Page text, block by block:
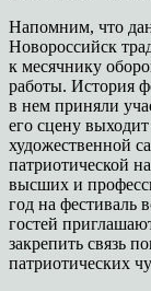
Напомним, что
Новороссийск
к месячнику
работы. История
в нем приняли
его сцену
художественной
патриотической
высших и
год на фестиваль
гостей
закрепить связь
патриотических